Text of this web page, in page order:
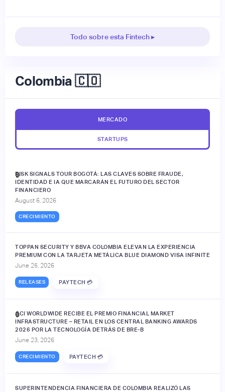
Todo sobre esta Fintech ▸
Colombia 🇨🇴
MERCADO
STARTUPS
RISK SIGNALS TOUR BOGOTÁ: LAS CLAVES SOBRE FRAUDE,
IDENTIDAD E IA QUE MARCARÁN EL FUTURO DEL SECTOR
FINANCIERO
August 6, 2026
CRECIMIENTO
🔒
TOPPAN SECURITY Y BBVA COLOMBIA ELEVAN LA EXPERIENCIA
PREMIUM CON LA TARJETA METÁLICA BLUE DIAMOND VISA INFINITE
June 25, 2026
RELEASES PAYTECH 💳
ACI WORLDWIDE RECIBE EL PREMIO FINANCIAL MARKET
INFRASTRUCTURE – RETAIL EN LOS CENTRAL BANKING AWARDS
2026 POR LA TECNOLOGÍA DETRÁS DE BRE-B
June 23, 2026
CRECIMIENTO PAYTECH 💳
🔒
SUPERINTENDENCIA FINANCIERA DE COLOMBIA REALIZÓ LAS